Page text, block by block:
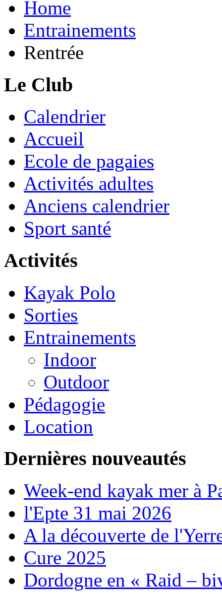
Home
Entrainements
Rentrée
Le Club
Calendrier
Accueil
Ecole de pagaies
Activités adultes
Anciens calendrier
Sport santé
Activités
Kayak Polo
Sorties
Entrainements
Indoor
Outdoor
Pédagogie
Location
Dernières nouveautés
Week-end kayak mer à
l'Epte 31 mai 2026
A la découverte de
Cure 2025
Dordogne en « Raid –